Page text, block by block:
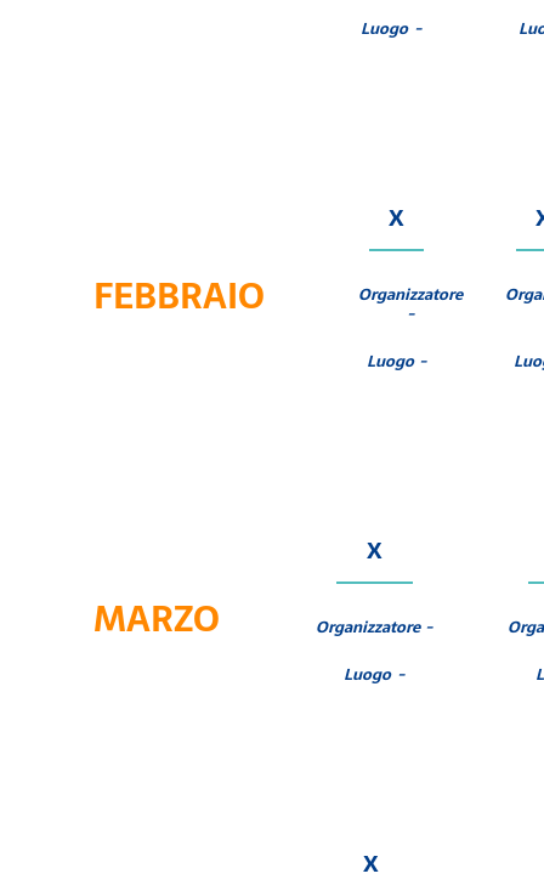
Luogo -
FEBBRAIO
X
Organizzatore
-
Luogo -
MARZO
X
Organizzatore -
Luogo -
X